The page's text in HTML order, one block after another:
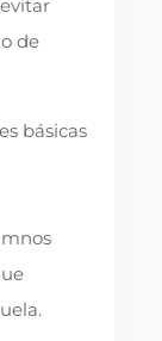
de
básicas